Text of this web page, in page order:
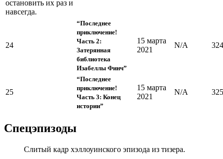
остановить их раз и
навсегда.
24
“Последнее
приключение!
Часть 2:
Затерянная
библиотека
Изабеллы Финч”
15 марта
2021
N/A 324
25
“Последнее
приключение!
Часть 3: Конец
истории”
15 марта
2021
N/A 325
Спецэпизоды
Слитый кадр хэллоуинского эпизода из тизера.